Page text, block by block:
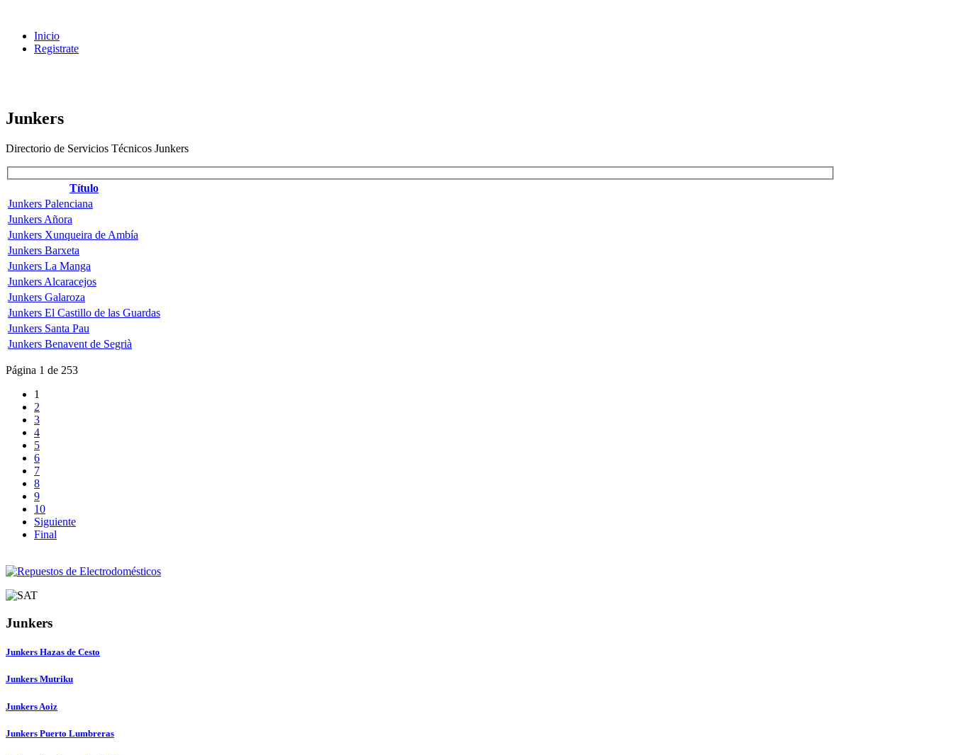
Inicio
Registrate
Junkers
Directorio de Servicios Técnicos Junkers
Título
Junkers Palenciana
Junkers Añora
Junkers Xunqueira de Ambía
Junkers Barxeta
Junkers La Manga
Junkers Alcaracejos
Junkers Galaroza
Junkers El Castillo de las Guardas
Junkers Santa Pau
Junkers Benavent de Segrià
Página 1 de 253
1
2
3
4
5
6
7
8
9
10
Siguiente
Final
Junkers
Junkers Hazas de Cesto
Junkers Mutriku
Junkers Aoiz
Junkers Puerto Lumbreras